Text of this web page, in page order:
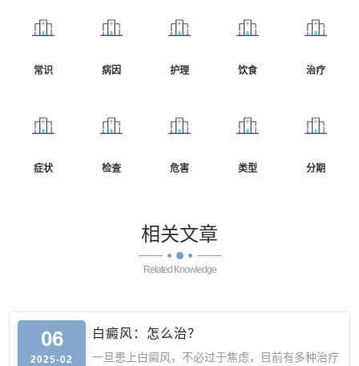
常识 病因 护理 饮食 治疗
症状 检查 危害 类型 分期
相关文章
Related Knowledge
06
2025-02
白癜风：怎么治？
一旦患上白癜风，不必过于焦虑，目前有多种治疗